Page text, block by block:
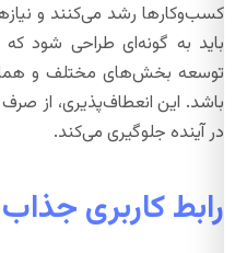
کسب‌وکارها رشد می‌کنند و
باید به گونه‌ای طراحی شود که
توسعه بخش‌های مختلف و
باشد. این انعطاف‌پذیری، از
در آینده جلوگیری می‌کند.
رابط کاربری